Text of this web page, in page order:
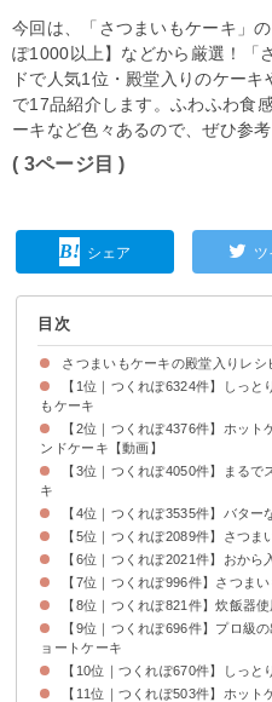
今回は、「さつまいもケーキ」
ぽ1000以上】などから厳選！「
ドで人気1位・殿堂入りのケー
で17品紹介します。ふわふわ食
ーキなど色々あるので、ぜひ参
( 3ページ目 )
シェア ツ
目次
さつまいもケーキの殿堂入りレ
【1位｜つくれぽ6324件】しっ
もケーキ
【2位｜つくれぽ4376件】ホッ
ンドケーキ【動画】
【3位｜つくれぽ4050件】まる
キ
【4位｜つくれぽ3535件】バタ
【5位｜つくれぽ2089件】さつま
【6位｜つくれぽ2021件】おか
【7位｜つくれぽ996件】さつま
【8位｜つくれぽ821件】炊飯器
【9位｜つくれぽ696件】プロ級
ョートケーキ
【10位｜つくれぽ670件】しっ
【11位｜つくれぽ503件】ホッ